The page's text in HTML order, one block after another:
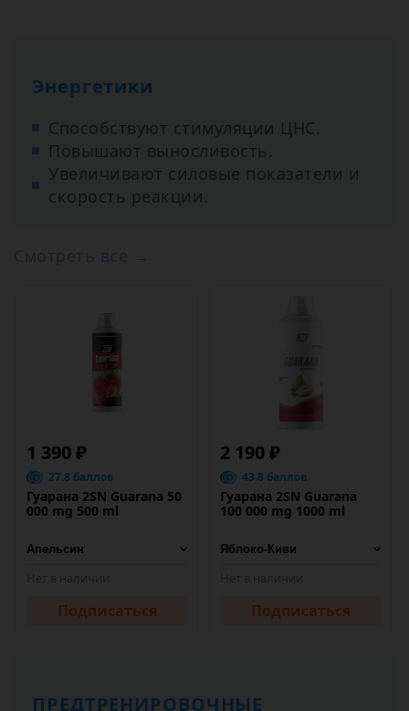
Энергетики
Способствуют стимуляции ЦНС.
Повышают выносливость.
Увеличивают силовые показатели и
скорость реакции.
Смотреть все →
1 390 ₽
27.8 баллов
Гуарана 2SN Guarana 50
000 mg 500 ml
Подписаться
2 190 ₽
43.8 баллов
Гуарана 2SN Guarana
100 000 mg 1000 ml
Подписаться
ПРЕДТРЕНИРОВОЧНЫЕ